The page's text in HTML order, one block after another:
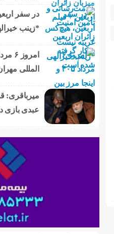
در سفر
*زینب
المللی
میرباقری:
عبدی بازی